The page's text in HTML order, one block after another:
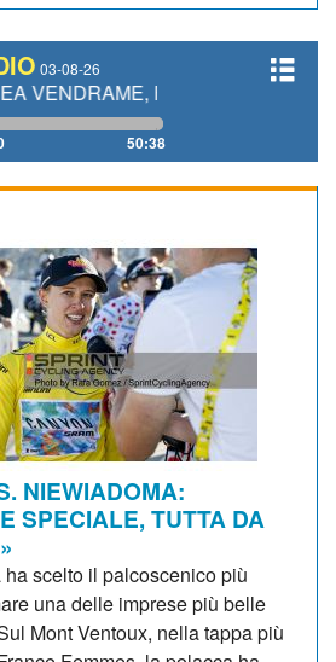
03-08-26
FILIPPO FIORELLI
50:38
NIEWIADOMA:
SPECIALE, TUTTA DA
scelto il palcoscenico più
una delle imprese più belle
Mont Ventoux, nella tappa più